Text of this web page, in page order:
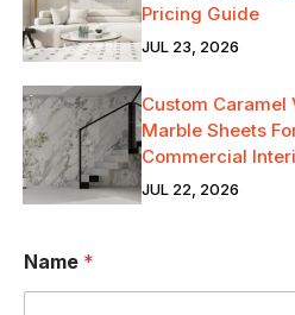
Pricing Guide
JUL 23, 2026
Custom Caramel
Marble Sheets
Commercial
JUL 22, 2026
Name *